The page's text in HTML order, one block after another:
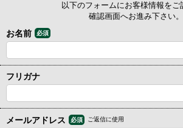
以下のフォームにお客様情報をご
確認画面へお進み下さい。
お名前 必須
フリガナ
メールアドレス 必須 ご返信に使用